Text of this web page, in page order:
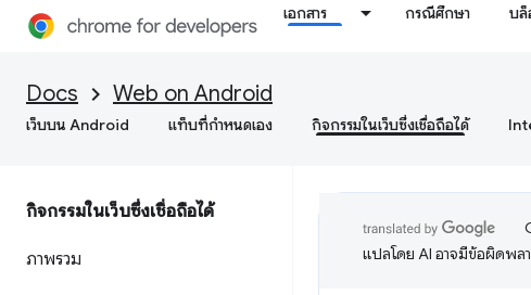
เอกสาร กรณีศึกษา บ
Docs Web on Android
เว็บบน Android แท็บที่กำหนดเอง กิจกรรมในเว็บซึ่งเชื่อถือได้
กิจกรรมในเว็บซึ่งเชื่อถือได้
ภาพรวม
แปลโดย AI อาจมีข้อผิดพล